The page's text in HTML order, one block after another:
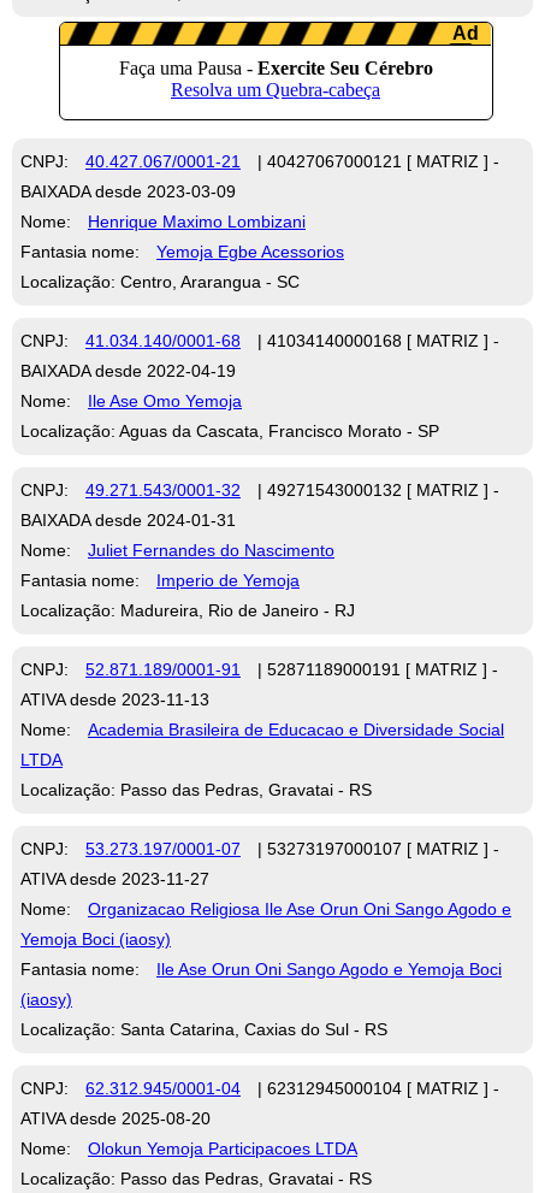
CNPJ: 40.427.067/0001-21
| 40427067000121 [ MATRIZ ] -
BAIXADA desde 2023-03-09
Nome:
Henrique Maximo Lombizani
Fantasia nome:
Yemoja Egbe Acessorios
Localização: Centro, Ararangua - SC
CNPJ: 41.034.140/0001-68
| 41034140000168 [ MATRIZ ] -
BAIXADA desde 2022-04-19
Nome:
Ile Ase Omo Yemoja
Localização: Aguas da Cascata, Francisco Morato - SP
CNPJ: 49.271.543/0001-32
| 49271543000132 [ MATRIZ ] -
BAIXADA desde 2024-01-31
Nome:
Juliet Fernandes do Nascimento
Fantasia nome:
Imperio de Yemoja
Localização: Madureira, Rio de Janeiro - RJ
CNPJ: 52.871.189/0001-91
| 52871189000191 [ MATRIZ ] -
ATIVA desde 2023-11-13
Nome:
Academia Brasileira de Educacao e Diversidade Social
LTDA
Localização: Passo das Pedras, Gravatai - RS
CNPJ: 53.273.197/0001-07
| 53273197000107 [ MATRIZ ] -
ATIVA desde 2023-11-27
Nome:
Organizacao Religiosa Ile Ase Orun Oni Sango Agodo e
Yemoja Boci (iaosy)
Fantasia nome:
Ile Ase Orun Oni Sango Agodo e Yemoja Boci
(iaosy)
Localização: Santa Catarina, Caxias do Sul - RS
CNPJ: 62.312.945/0001-04
| 62312945000104 [ MATRIZ ] -
ATIVA desde 2025-08-20
Nome:
Olokun Yemoja Participacoes LTDA
Localização: Passo das Pedras, Gravatai - RS